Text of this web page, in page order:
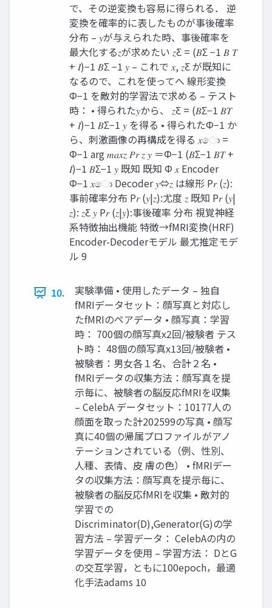
で、その逆変換も容易に得られる． 逆
変換を確率的に表したものが事後確率
分布 – 𝑦が与えられた時、事後確率を
最大化する𝑧が求めたい 𝑧Ƹ = (𝐵Σ −1 𝐵 𝑇
+ 𝐼)−1 𝐵Σ −1 𝑦 – これで 𝑥, 𝑧Ƹ が既知に
なるので、これを使ってへ 線形変換
Φ−1 を敵対的学習法で求める – テスト
時： • 得られた𝑦から、 𝑧Ƹ = (𝐵Σ−1 𝐵𝑇
+ 𝐼)−1 𝐵Σ−1 𝑦 を得る • 得られたΦ−1 か
ら、刺激画像の再構成を得る 𝑥ො =
Φ−1 arg 𝑚𝑎𝑥𝑧 𝑃𝑟 𝑧 𝑦 ＝Φ−1 (𝐵Σ−1 𝐵𝑇 +
𝐼)−1 𝐵Σ−1 𝑦 既知 既知 Φ 𝑥 Encoder
Φ−1 𝑥ො Decoder 𝑦⇔𝑧 は線形 P𝑟 (𝑧):
事前確率分布 P𝑟 (𝑦|𝑧):尤度 𝑧 既知 P𝑟 (𝑦|
𝑧): 𝑧Ƹ 𝑦 P𝑟 (𝑧|𝑦):事後確率 分布 視覚神経
系特徴抽出機能 特徴→fMRI変換(HRF)
Encoder-Decoderモデル 最尤推定モデ
ル 9
10.
実験準備 • 使用したデータ – 独自
fMRIデータセット：顔写真と対応し
たfMRIのペアデータ • 顔写真：学習
時： 700個の顔写真x2回/被験者 テス
ト時： 48個の顔写真x13回/被験者 •
被験者：男女各１名、合計２名 •
fMRIデータの収集方法：顔写真を提
示毎に、被験者の脳反応fMRIを収集
– CelebA データセット：10177人の
顔面を取った計202599の写真 • 顔写
真に40個の帰属プロファイルがアノ
テーションされている（例、性別、
人種、表情、皮 膚の色） • fMRIデー
タの収集方法：顔写真を提示毎に、
被験者の脳反応fMRIを収集 • 敵対的
学習での
Discriminator(D),Generator(G)の学
習方法 – 学習データ： CelebAの内の
学習データを使用 – 学習方法： DとG
の交互学習，ともに100epoch，最適
化手法adams 10